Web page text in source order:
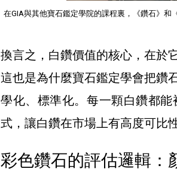
在GIA與其他寶石鑑定學院的課程裏，《鑽石》
換言之，白鑽價值的核心，在於
這也是為什麼寶石鑑定學會把鑽
學化、標準化。每一顆白鑽都
式，讓白鑽在市場上有高度可比性
彩色鑽石的評估邏輯：